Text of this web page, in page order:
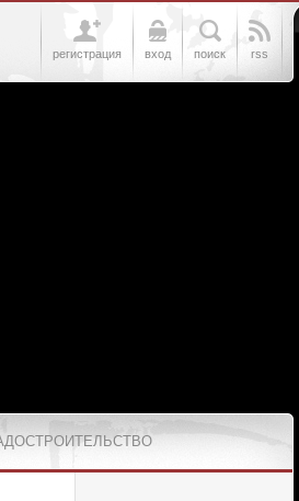
регистрация
вход поиск rss